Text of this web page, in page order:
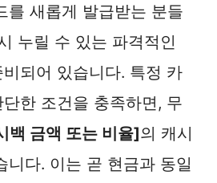
를 새롭게 발급받는 분들
누릴 수 있는 파격적인
되어 있습니다. 특정 카
한 조건을 충족하면, 무
백 금액 또는 비율]의 캐시
니다. 이는 곧 현금과 동일